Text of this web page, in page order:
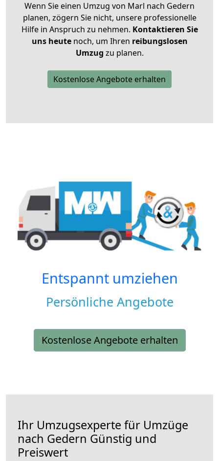
Wenn Sie einen Umzug von Marl nach Gedern
planen, zögern Sie nicht, unsere professionelle
Hilfe in Anspruch zu nehmen. Kontaktieren Sie
uns heutenoch, um Ihren reibungslosen
Umzug zu planen.
Kostenlose Angebote erhalten
Entspannt umziehen
Persönliche Angebote
Kostenlose Angebote erhalten
Ihr Umzugsexperte für Umzüge
nach Gedern Günstig und
Preiswert